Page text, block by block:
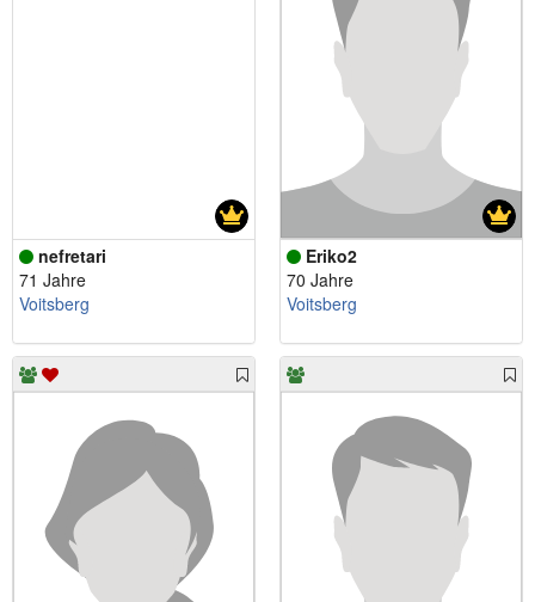
nefretari
71 Jahre
Voitsberg
Eriko2
70 Jahre
Voitsberg